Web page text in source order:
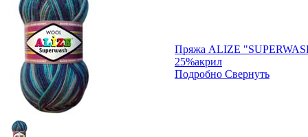
Пряжа ALIZE
25%акрил
Подробно Свернуть